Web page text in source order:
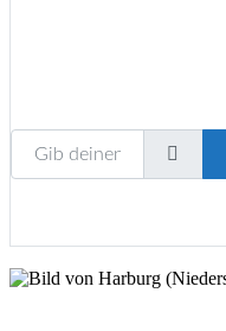
Gib deinen Standort ein.